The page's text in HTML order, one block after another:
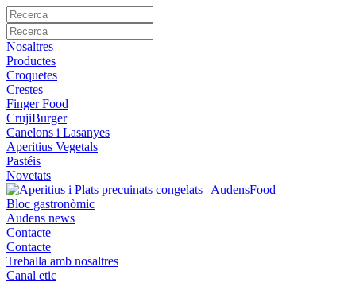
Nosaltres
Productes
Croquetes
Crestes
Finger Food
CrujiBurger
Canelons i Lasanyes
Aperitius Vegetals
Pastéis
Novetats
Bloc gastronòmic
Audens news
Contacte
Contacte
Treballa amb nosaltres
Canal etic